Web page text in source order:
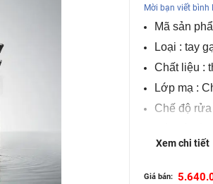
Mời bạn viết bình
Mã sản
Loại : tay
Chất liệu :
Lớp mạ :
Chế độ
Thiết kế
Xem chi tiết
Giá bán: